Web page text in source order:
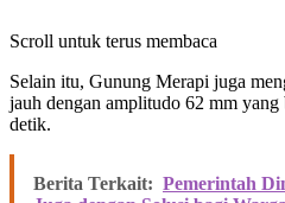
Scroll untuk terus membaca
Selain itu, Gunung Merapi juga
jauh dengan amplitudo 62 mm yang
detik.
Berita Terkait: Pemerintah